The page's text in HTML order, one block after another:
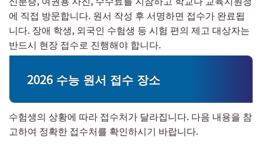
에 직접 방문합니다. 원서 작성 후 서명하면 접수가 완료됩
니다. 장애 학생, 외국인 수험생 등 시험 편의 제고 대상자는
반드시 현장 접수로 진행해야 합니다.
2026 수능 원서 접수 장소
수험생의 상황에 따라 접수처가 달라집니다. 다음 내용을 참
고하여 정확한 접수처를 확인하시기 바랍니다.